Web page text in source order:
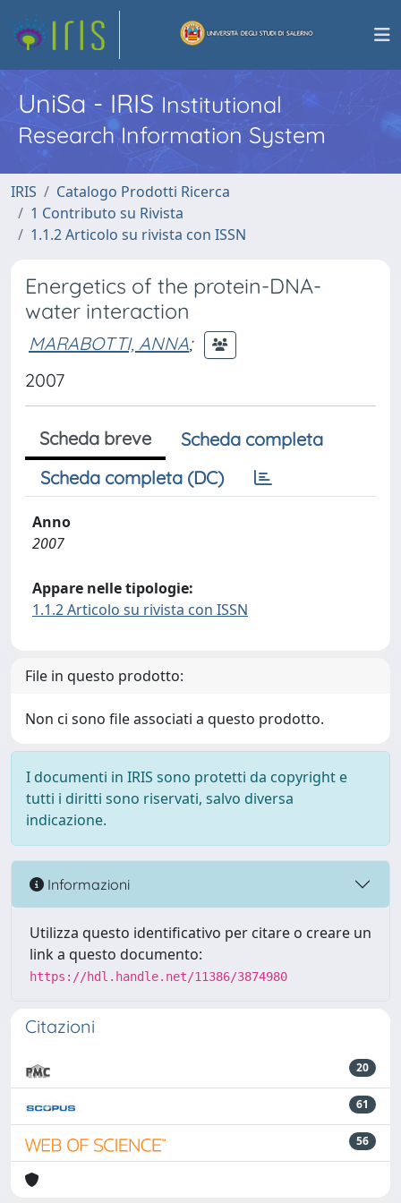
UniSa - IRISInstitutional
Research Information System
IRIS
Catalogo Prodotti Ricerca
1 Contributo su Rivista
1.1.2 Articolo su rivista con ISSN
Energetics of the protein-DNA-
water interaction
MARABOTTI, ANNA;
2007
Scheda breve
Scheda completa
Scheda completa (DC)
Anno
2007
Appare nelle tipologie:
1.1.2 Articolo su rivista con ISSN
File in questo prodotto:
Non ci sono file associati a questo prodotto.
I documenti in IRIS sono protetti da copyright e
tutti i diritti sono riservati, salvo diversa
indicazione.
Informazioni
Utilizza questo identificativo per citare o creare un
link a questo documento:
https://hdl.handle.net/11386/3874980
Citazioni
20
61
56